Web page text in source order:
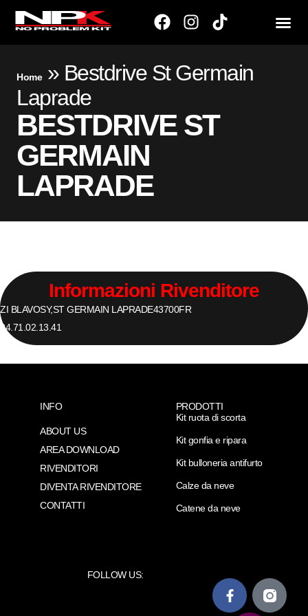
Home» Bestdrive St Germain
Laprade
BESTDRIVE ST
GERMAIN
LAPRADE
Informazioni Rivenditore
ZI BLAVOSY,ST GERMAIN LAPRADE43700FR
04.71.02.13.41
INFO
ABOUT US
AREA DOWNLOAD
RIVENDITORI
DIVENTA RIVENDITORE
CONTATTI
PRODOTTI
Kit ruota di scorta
Kit gonfia e ripara
Kit bulloneria antifurto
Calze da neve
Catene da neve
FOLLOW US: